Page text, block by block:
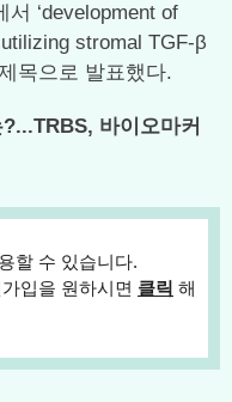
서 ‘development of
stromal TGF-β
목으로 발표했다.
바이오마커
할 수 있습니다.
입을 원하시면 클릭 해